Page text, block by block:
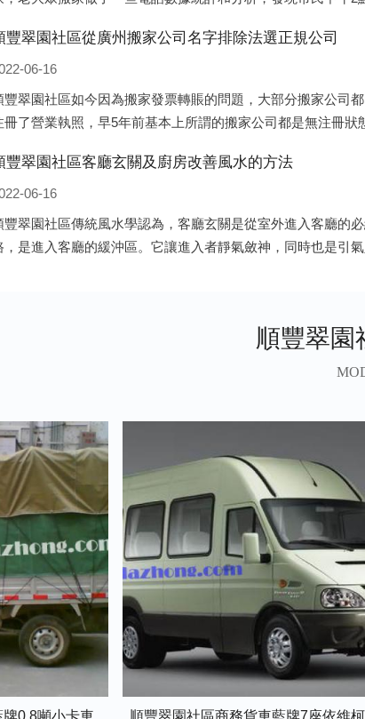
六和周日是最多的，網上QQ微
豐翠園社區從廣州搬家公司名字排除法選正規公司
06-16
豐翠園社區如今因為搬家發票轉賬的問題，大部分搬家公司
冊了營業執照，早5年前基本上所謂的搬家公司都是無注冊狀
筍般遍地開花，如：天眼查，企
豐翠園社區客廳玄關及廚房改善風水的方法
06-16
豐翠園社區傳統風水學認為，客廳玄關是從室外進入客廳的
，是進入客廳的緩沖區。它讓進入者靜氣斂神，同時也是引
順豐翠園
0.8噸小卡車